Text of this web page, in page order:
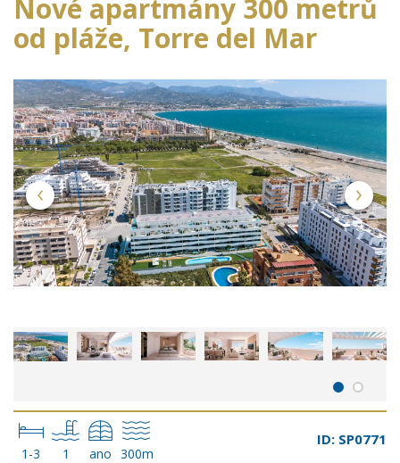
Nové apartmány 300 metrů
od pláže, Torre del Mar
1-3 1 ano 300m
ID: SP0771